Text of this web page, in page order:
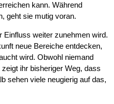
kann. Während
geht sie mutig voran.
weiter zunehmen wird.
neue Bereiche entdecken,
wird. Obwohl niemand
ihr bisheriger Weg, dass
sehen viele neugierig auf das,